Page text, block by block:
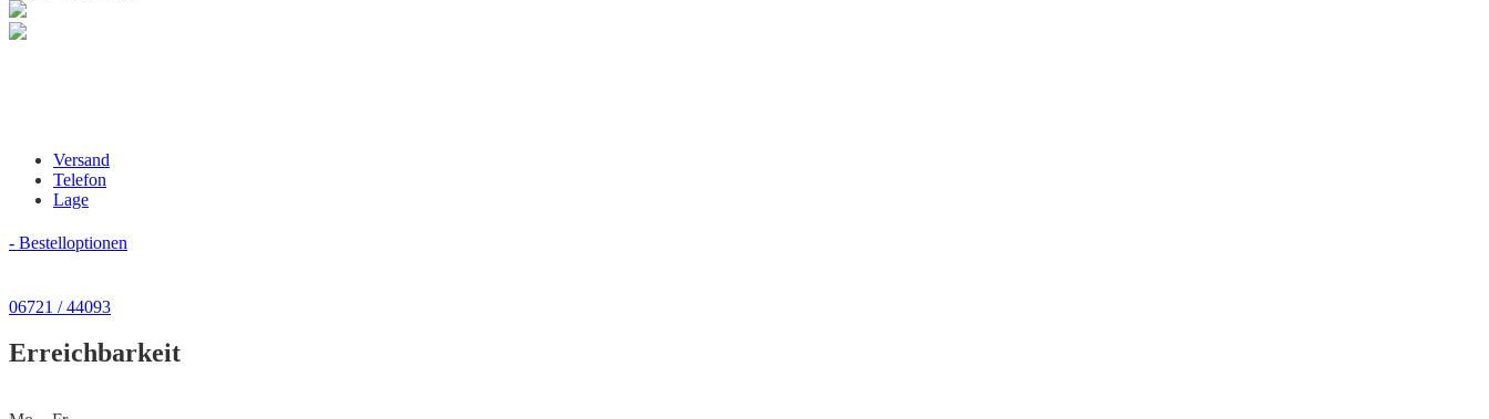
Versand
Telefon
Lage
- Bestelloptionen
06721 / 44093
Erreichbarkeit